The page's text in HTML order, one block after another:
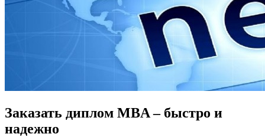
Заказать диплом MBA – быстро и
надежно